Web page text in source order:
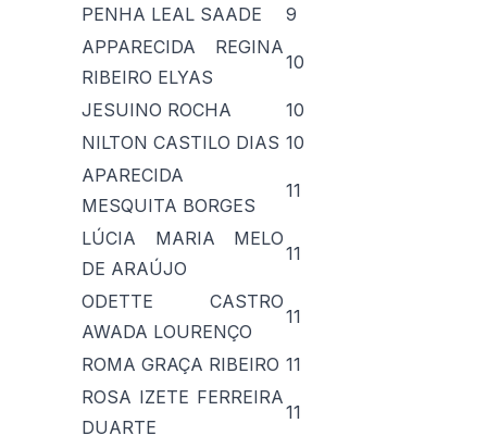
PENHA LEAL SAADE
9
APPARECIDA REGINA
RIBEIRO ELYAS
10
JESUINO ROCHA
10
NILTON CASTILO DIAS 10
APARECIDA
MESQUITA BORGES
11
LÚCIA MARIA MELO
DE ARAÚJO
11
ODETTE CASTRO
AWADA LOURENÇO
11
ROMA GRAÇA RIBEIRO 11
ROSA IZETE FERREIRA
DUARTE
11